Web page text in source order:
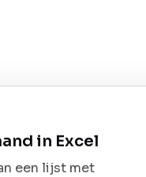
in Excel
een lijst met